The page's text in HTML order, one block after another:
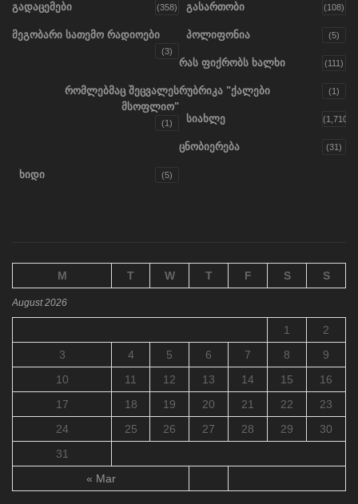
გადაცემები (358) გასართობი (108)
მეგობარი სათემო რადიოები
(3)
პოლიფონია (5)
რას ფიქრობს ხალხი (111)
რომლებმაც შეცვალეს
მსოფლიო"
(1)
რუბრიკა "ქალები (1)
სიახლე (1,710)
ცნობიერება (31)
ხიდი (5)
August 2026
M T W T F S S
« Mar
1
2
3
4 5 6 7 8
9
10
11 12 13 14 15
16
17
18 19 20 21 22
23
24
25 26 27 28 29
30
31